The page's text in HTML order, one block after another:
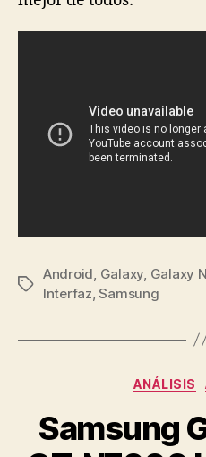
Etiquetas
Android Galaxy Galaxy
Interfaz ,Samsung
ANÁLISIS
Samsung